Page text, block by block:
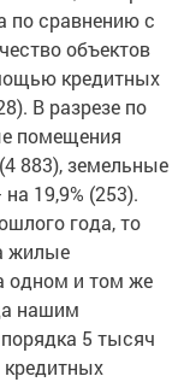
по сравнению с
объектов
кредитных
В разрезе по
помещения
883), земельные
19,9% (253).
года, то
жилые
одном и том же
нашим
5 тысяч
кредитных